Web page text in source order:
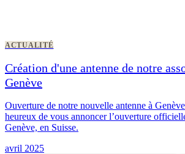
ACTUALITÉ
Création d'une antenne de notre
Genève
Ouverture de notre nouvelle antenne à
heureux de vous annoncer l’ouverture
Genève, en Suisse.
avril 2025